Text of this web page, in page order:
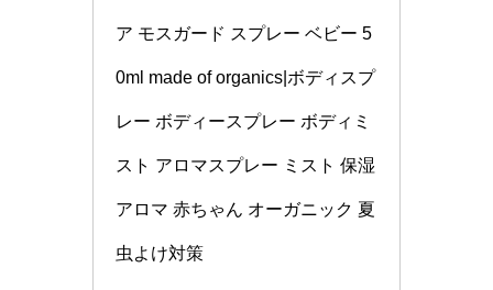
ア モスガード スプレー ベビー 5
0ml made of organics|ボディスプ
レー ボディースプレー ボディミ
スト アロマスプレー ミスト 保湿
アロマ 赤ちゃん オーガニック 夏
虫よけ対策